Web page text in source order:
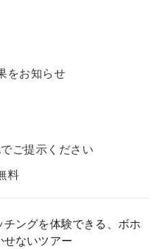
をお知らせ
ご提示ください
料
ングを体験できる、ボホ
ないツアー